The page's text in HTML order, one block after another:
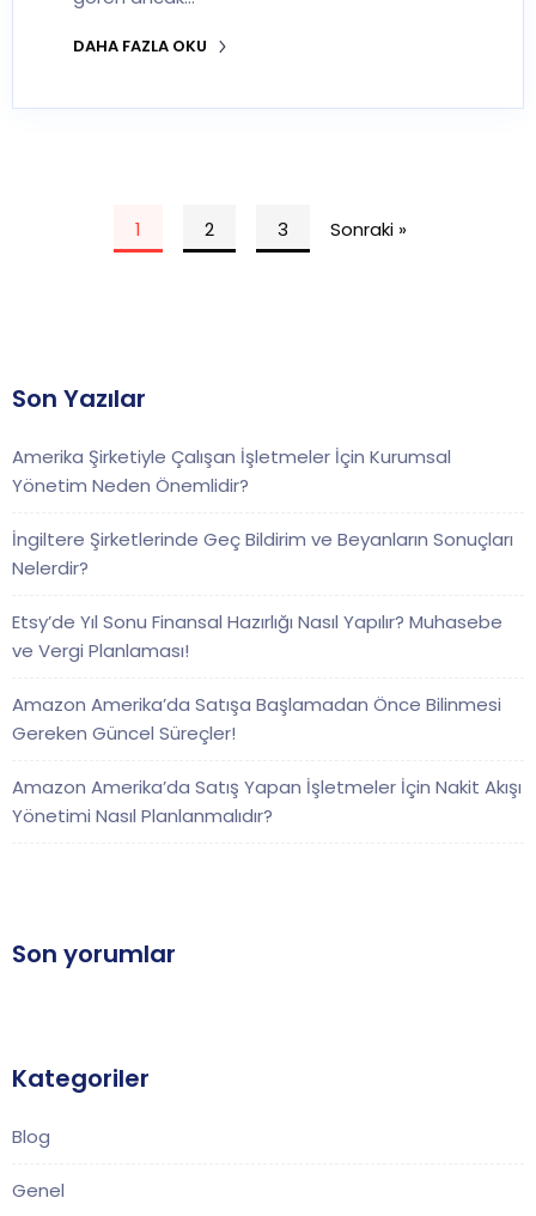
DAHA FAZLA OKU
1 2 3 Sonraki »
Son Yazılar
Amerika Şirketiyle Çalışan İşletmeler İçin Kurumsal
Yönetim Neden Önemlidir?
İngiltere Şirketlerinde Geç Bildirim ve Beyanların Sonuçları
Nelerdir?
Etsy’de Yıl Sonu Finansal Hazırlığı Nasıl Yapılır? Muhasebe
ve Vergi Planlaması!
Amazon Amerika’da Satışa Başlamadan Önce Bilinmesi
Gereken Güncel Süreçler!
Amazon Amerika’da Satış Yapan İşletmeler İçin Nakit Akışı
Yönetimi Nasıl Planlanmalıdır?
Son yorumlar
Kategoriler
Blog
Genel